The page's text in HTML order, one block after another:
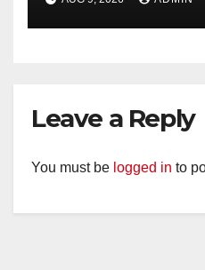
Royal Phone
Leave a Reply
You must be logged in to